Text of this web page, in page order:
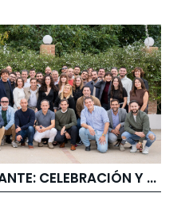
MIRANDO HACIA ADELANTE: CELEBRACIÓN Y PROPÓSITOS EN ILLUSION